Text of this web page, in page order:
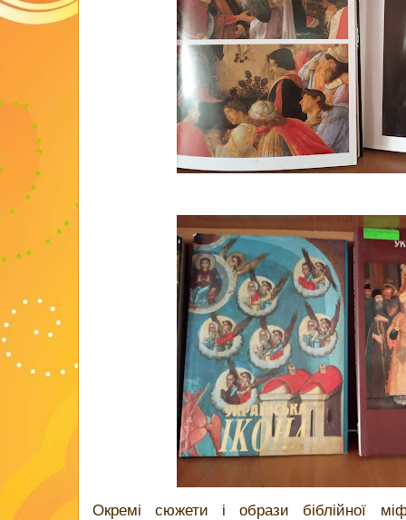
Окремі сюжети і образи біблійної